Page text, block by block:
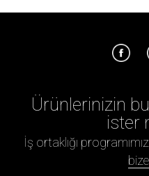
Ürünlerinizin
ister
İş ortaklığı